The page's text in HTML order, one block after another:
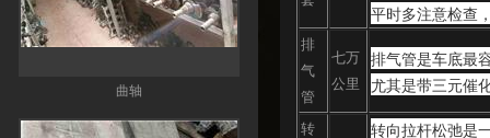
曲轴
平时多注意检查
排
气
管
七万
公里
排气管是车底最
尤其是带三元催
转
转向拉杆松弛是